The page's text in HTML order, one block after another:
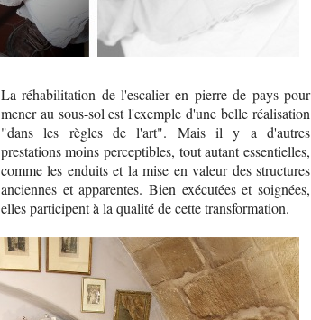
La réhabilitation de l'escalier en pierre de pays pour
mener au sous-sol est l'exemple d'une belle réalisation
"dans les règles de l'art". Mais il y a d'autres
prestations moins perceptibles, tout autant essentielles,
comme les enduits et la mise en valeur des structures
anciennes et apparentes. Bien exécutées et soignées,
elles participent à la qualité de cette transformation.